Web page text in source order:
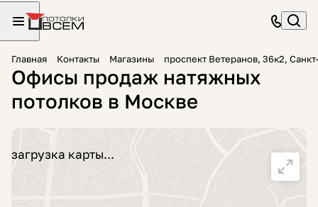
Главная Контакты Магазины проспект Ветеранов, 36к2,
Офисы продаж натяжных
потолков в Москве
загрузка карты...